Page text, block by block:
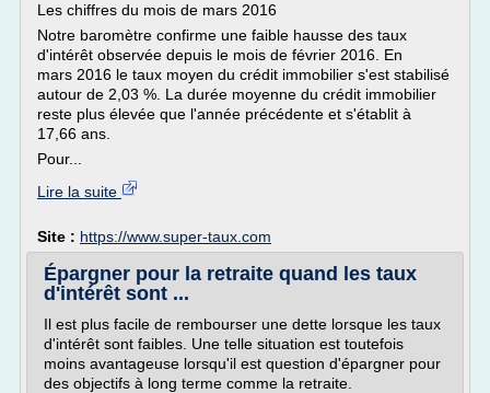
Les chiffres du mois de mars 2016
Notre baromètre confirme une faible hausse des taux
d'intérêt observée depuis le mois de février 2016. En
mars 2016 le taux moyen du crédit immobilier s'est stabilisé
autour de 2,03 %. La durée moyenne du crédit immobilier
reste plus élevée que l'année précédente et s'établit à
17,66 ans.
Pour...
Lire la suite
Site : https://www.super-taux.com
Épargner pour la retraite quand les taux
d'intérêt sont ...
Il est plus facile de rembourser une dette lorsque les taux
d'intérêt sont faibles. Une telle situation est toutefois
moins avantageuse lorsqu'il est question d'épargner pour
des objectifs à long terme comme la retraite.